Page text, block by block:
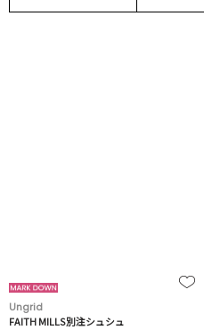
Ungrid
FAITH MILLS別注シュシュ